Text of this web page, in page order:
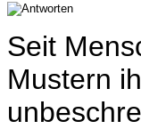
Seit
Mustern